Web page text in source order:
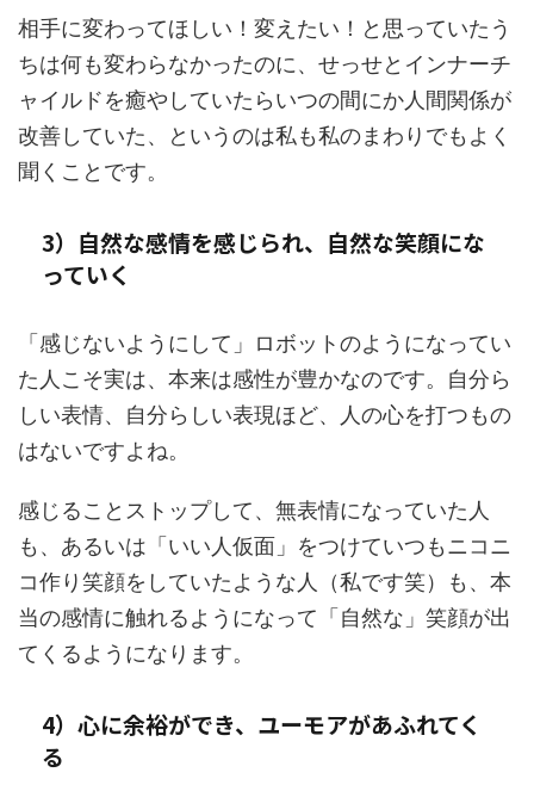
相手に変わってほしい！変えたい！と思っていたう
ちは何も変わらなかったのに、せっせとインナーチ
ャイルドを癒やしていたらいつの間にか人間関係が
改善していた、というのは私も私のまわりでもよく
聞くことです。
3）自然な感情を感じられ、自然な笑顔にな
っていく
「感じないようにして」ロボットのようになってい
た人こそ実は、本来は感性が豊かなのです。自分ら
しい表情、自分らしい表現ほど、人の心を打つもの
はないですよね。
感じることストップして、無表情になっていた人
も、あるいは「いい人仮面」をつけていつもニコニ
コ作り笑顔をしていたような人（私です笑）も、本
当の感情に触れるようになって「自然な」笑顔が出
てくるようになります。
4）心に余裕ができ、ユーモアがあふれてく
る